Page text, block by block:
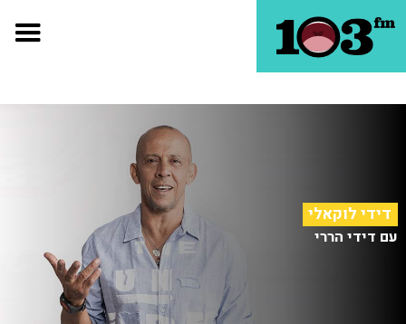
דידי לוקאלי
עם דידי הררי